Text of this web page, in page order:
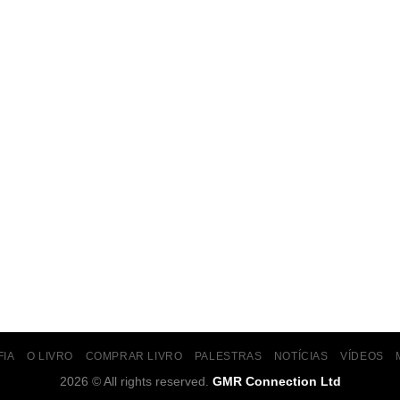
O LIVRO COMPRAR LIVRO PALESTRAS NOTÍCIAS VÍDEOS
2026 © All rights reserved. GMR Connection Ltd